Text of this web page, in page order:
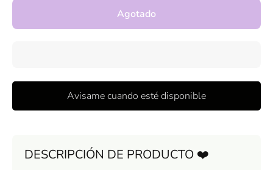
Industrial
Trabajo
Agotado
Avisame cuando esté disponible
DESCRIPCIÓN DE PRODUCTO ❤️